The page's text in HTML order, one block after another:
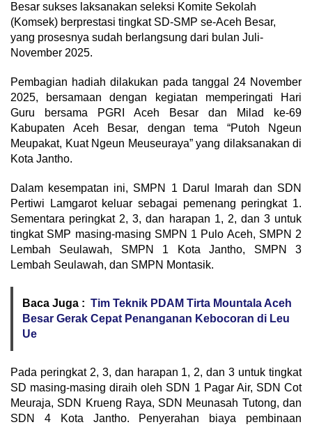
Besar sukses laksanakan seleksi Komite Sekolah
(Komsek) berprestasi tingkat SD-SMP se-Aceh Besar,
yang prosesnya sudah berlangsung dari bulan Juli-
November 2025.
Pembagian hadiah dilakukan pada tanggal 24 November
2025, bersamaan dengan kegiatan memperingati Hari
Guru bersama PGRI Aceh Besar dan Milad ke-69
Kabupaten Aceh Besar, dengan tema “Putoh Ngeun
Meupakat, Kuat Ngeun Meuseuraya” yang dilaksanakan di
Kota Jantho.
Dalam kesempatan ini, SMPN 1 Darul Imarah dan SDN
Pertiwi Lamgarot keluar sebagai pemenang peringkat 1.
Sementara peringkat 2, 3, dan harapan 1, 2, dan 3 untuk
tingkat SMP masing-masing SMPN 1 Pulo Aceh, SMPN 2
Lembah Seulawah, SMPN 1 Kota Jantho, SMPN 3
Lembah Seulawah, dan SMPN Montasik.
Baca Juga : Tim Teknik PDAM Tirta Mountala Aceh
Besar Gerak Cepat Penanganan Kebocoran di Leu
Ue
Pada peringkat 2, 3, dan harapan 1, 2, dan 3 untuk tingkat
SD masing-masing diraih oleh SDN 1 Pagar Air, SDN Cot
Meuraja, SDN Krueng Raya, SDN Meunasah Tutong, dan
SDN 4 Kota Jantho. Penyerahan biaya pembinaan